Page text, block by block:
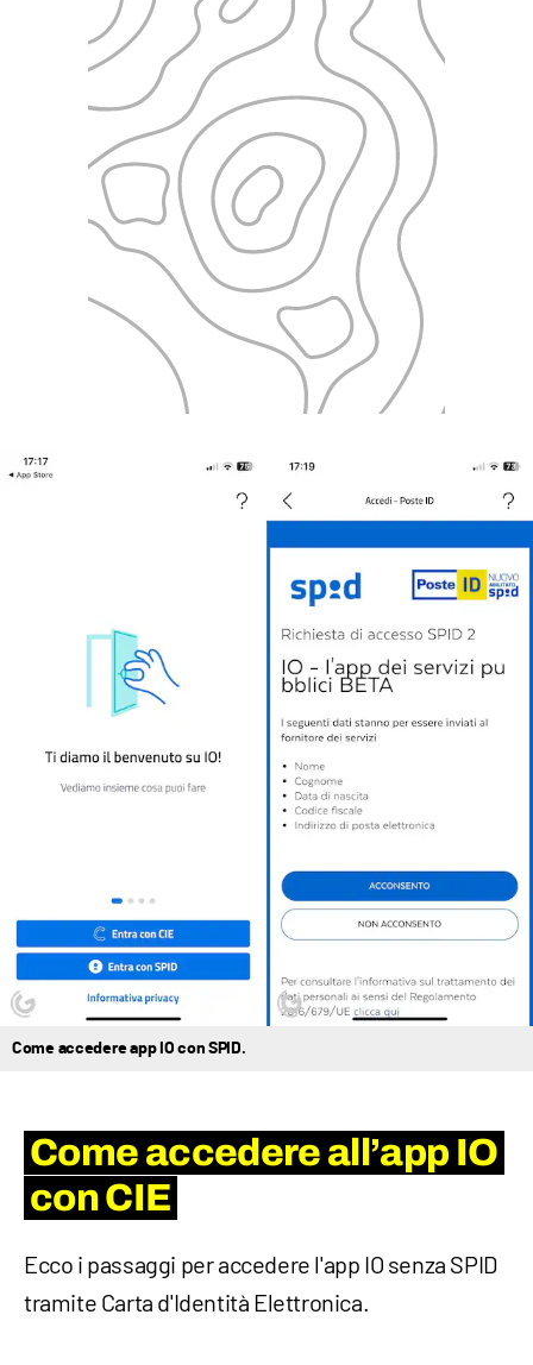
Come accedere app IO con SPID.
Come accedere all’app IO
con CIE
Ecco i passaggi per accedere l'app IO senza SPID
tramite Carta d'Identità Elettronica.